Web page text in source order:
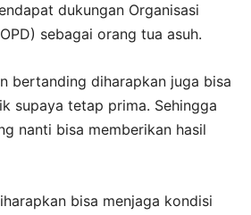
dukungan Organisasi
sebagai orang tua asuh.
bertanding diharapkan juga bisa
supaya tetap prima. Sehingga
nanti bisa memberikan hasil
bisa menjaga kondisi